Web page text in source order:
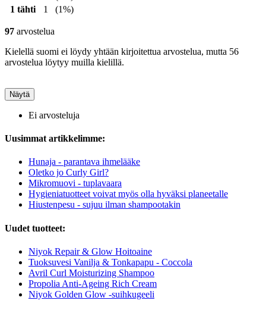
1 tähti
1 (1%)
97 arvostelua
Kielellä suomi ei löydy yhtään kirjoitettua arvostelua, mutta 56
arvostelua löytyy muilla kielillä.
Näytä
Ei arvosteluja
Uusimmat artikkelimme:
Hunaja - parantava ihmelääke
Oletko jo Curly Girl?
Mikromuovi - tuplavaara
Hygieniatuotteet voivat myös olla hyväksi planeetalle
Hiustenpesu - sujuu ilman shampootakin
Uudet tuotteet:
Niyok Repair & Glow Hoitoaine
Tuoksuvesi Vanilja & Tonkapapu - Coccola
Avril Curl Moisturizing Shampoo
Propolia Anti-Ageing Rich Cream
Niyok Golden Glow -suihkugeeli